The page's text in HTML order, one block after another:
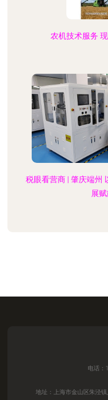
农机技术服务
税眼看营商 | 肇庆端州
展
电话：
地址：上海市金山区朱泾